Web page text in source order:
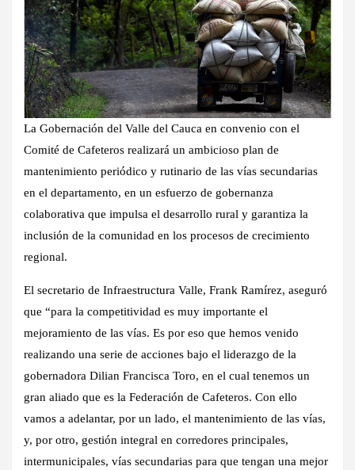
La Gobernación del Valle del Cauca en convenio con el
Comité de Cafeteros realizará un ambicioso plan de
mantenimiento periódico y rutinario de las vías secundarias
en el departamento, en un esfuerzo de gobernanza
colaborativa que impulsa el desarrollo rural y garantiza la
inclusión de la comunidad en los procesos de crecimiento
regional.
El secretario de Infraestructura Valle, Frank Ramírez, aseguró
que “para la competitividad es muy importante el
mejoramiento de las vías. Es por eso que hemos venido
realizando una serie de acciones bajo el liderazgo de la
gobernadora Dilian Francisca Toro, en el cual tenemos un
gran aliado que es la Federación de Cafeteros. Con ello
vamos a adelantar, por un lado, el mantenimiento de las vías,
y, por otro, gestión integral en corredores principales,
intermunicipales, vías secundarias para que tengan una mejor